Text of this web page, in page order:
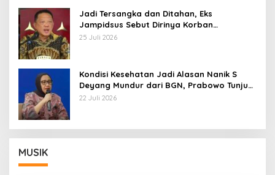
Jadi Tersangka dan Ditahan, Eks
Jampidsus Sebut Dirinya Korban
Kriminalisasi
25 Juli 2026
Kondisi Kesehatan Jadi Alasan Nanik S
Deyang Mundur dari BGN, Prabowo Tunjuk
Wamentan Sudaryono
22 Juli 2026
MUSIK